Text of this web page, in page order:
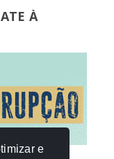
À
e